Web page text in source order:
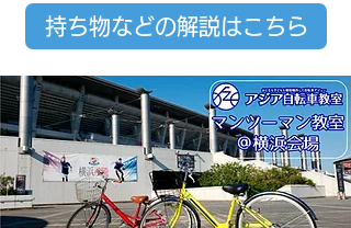
持ち物などの解説はこちら